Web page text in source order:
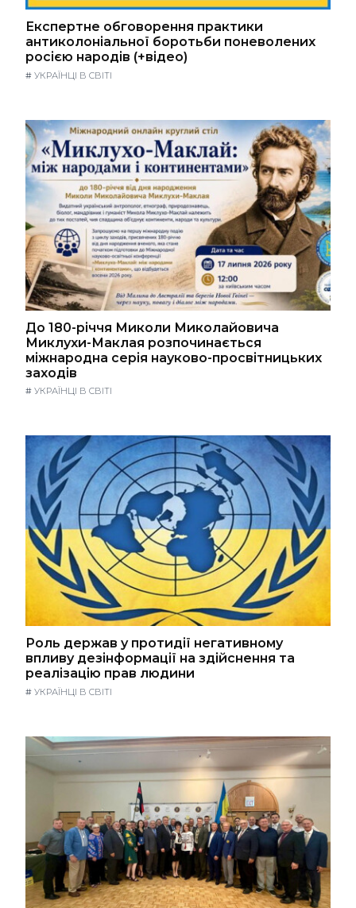
Експертне обговорення практики
антиколоніальної боротьби поневолених
росією народів (+відео)
# УКРАЇНЦІ В СВІТІ
До 180-річчя Миколи Миколайовича
Миклухи-Маклая розпочинається
міжнародна серія науково-просвітницьких
заходів
# УКРАЇНЦІ В СВІТІ
Роль держав у протидії негативному
впливу дезінформації на здійснення та
реалізацію прав людини
# УКРАЇНЦІ В СВІТІ